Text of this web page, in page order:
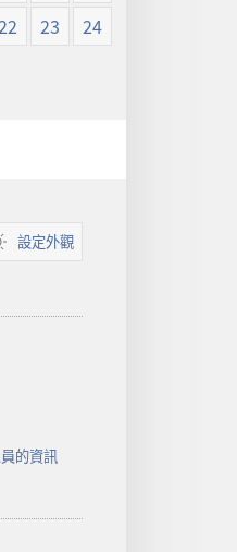
23
24
設定外觀
的資訊